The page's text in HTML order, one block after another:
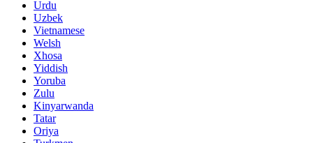
Urdu
Uzbek
Vietnamese
Welsh
Xhosa
Yiddish
Yoruba
Zulu
Kinyarwanda
Tatar
Oriya